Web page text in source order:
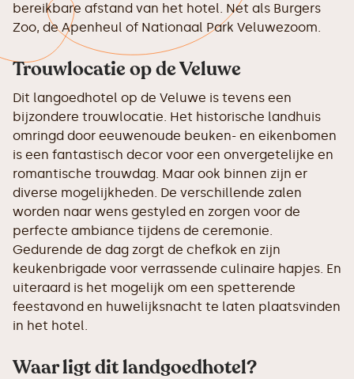
bereikbare afstand van het hotel. Net als Burgers
Zoo, de Apenheul of Nationaal Park Veluwezoom.
Trouwlocatie op de Veluwe
Dit langoedhotel op de Veluwe is tevens een
bijzondere trouwlocatie. Het historische landhuis
omringd door eeuwenoude beuken- en eikenbomen
is een fantastisch decor voor een onvergetelijke en
romantische trouwdag. Maar ook binnen zijn er
diverse mogelijkheden. De verschillende zalen
worden naar wens gestyled en zorgen voor de
perfecte ambiance tijdens de ceremonie.
Gedurende de dag zorgt de chefkok en zijn
keukenbrigade voor verrassende culinaire hapjes. En
uiteraard is het mogelijk om een spetterende
feestavond en huwelijksnacht te laten plaatsvinden
in het hotel.
Waar ligt dit landgoedhotel?